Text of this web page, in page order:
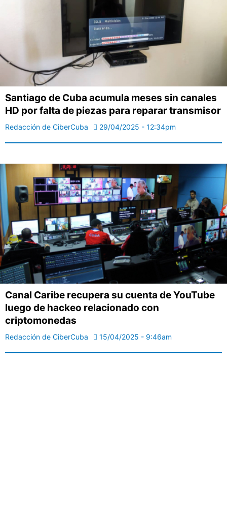
Santiago de Cuba acumula meses sin canales
HD por falta de piezas para reparar transmisor
Redacción de CiberCuba 29/04/2025 - 12:34pm
Canal Caribe recupera su cuenta de YouTube
luego de hackeo relacionado con
criptomonedas
Redacción de CiberCuba 15/04/2025 - 9:46am